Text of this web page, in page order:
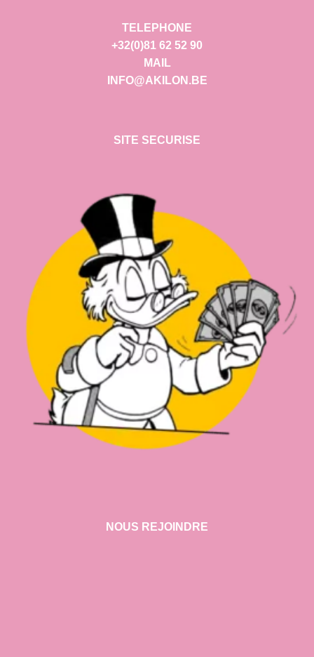
TELEPHONE
+32(0)81 62 52 90
MAIL
INFO@AKILON.BE
SITE SECURISE
NOUS REJOINDRE